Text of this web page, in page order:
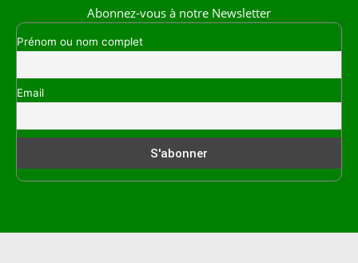
Abonnez-vous à notre Newsletter
Prénom ou nom complet
Email